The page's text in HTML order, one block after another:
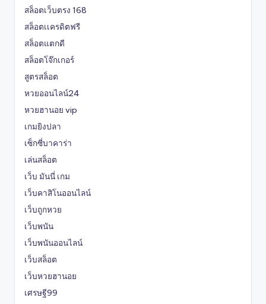
สล็อตเว็บตรง 168
สล็อตเเครดิตฟรี
สล็อตแตกดี
สล็อตโจ๊กเกอร์
สูตรสล็อต
หวยออนไลน์24
หวยฮานอย vip
เกมยิงปลา
เซ็กซี่บาคาร่า
เล่นสล็อต
เว็บ มันนี่ เกม
เว็บคาสิโนออนไลน์
เว็บถูกหวย
เว็บพนัน
เว็บพนันออนไลน์
เว็บสล็อต
เว็บหวยฮานอย
เศรษฐี99